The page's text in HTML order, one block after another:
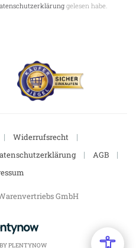
gelesen habe.
| Widerrufsrecht |
| AGB |
GmbH
PLENTYNOW